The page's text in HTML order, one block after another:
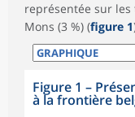
représentée sur
Mons (3 %) (figure 1
Figure 1 –
à la frontière